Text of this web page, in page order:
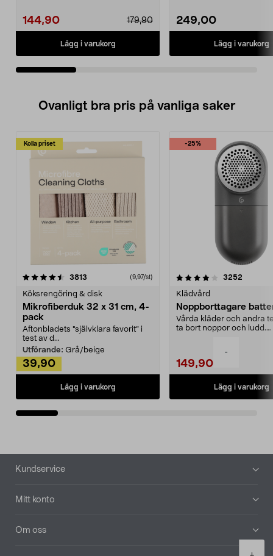
-
179,90
144,90
Lägg i varukorg
249,00
Lägg i varukorg
Ovanligt bra pris på vanliga saker
Kolla priset
3813 (9,97/st)
Köksrengöring & disk
Mikrofiberduk 32 x 31 cm, 4-
pack
Aftonbladets "självklara favorit” i
test av d...
Utförande: Grå/beige
39,90
Lägg i varukorg
-25%
4.0av 5 stjärnor 3252
Klädvård
Noppborttagare
Vårda kläder och andra
ta bort noppor och ludd.
149,90
Lägg i varukorg
4.5av 5 stjärnor
Sidfot
Kundservice
Mitt konto
Om oss